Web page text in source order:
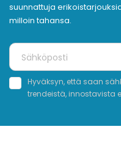
suunnattuja
milloin tahansa.
Hyväksyn, että saan
trendeistä, innostavista